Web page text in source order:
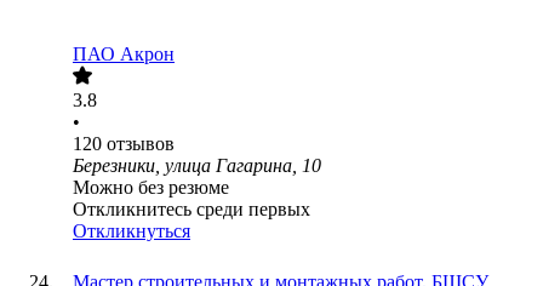
ПАО Акрон
3.8
•
120 отзывов
Березники, улица Гагарина, 10
Можно без резюме
Откликнитесь среди первых
Откликнуться